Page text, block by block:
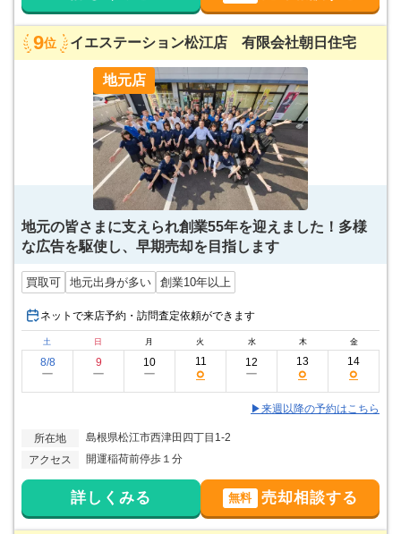
9位 イエステーション松江店 有限会社朝日住宅
地元店
地元の皆さまに支えられ創業55年を迎えました！多様
な広告を駆使し、早期売却を目指します
買取可 地元出身が多い 創業10年以上
ネットで来店予約・訪問査定依頼ができます
土 日 月 火 水 木 金
8/8
ー
9
ー
10
ー
11
○
12
ー
13
○
14
○
▶来週以降の予約はこちら
所在地
島根県松江市西津田四丁目1-2
アクセス
開運稲荷前停歩１分
詳しくみる 無料 売却相談する